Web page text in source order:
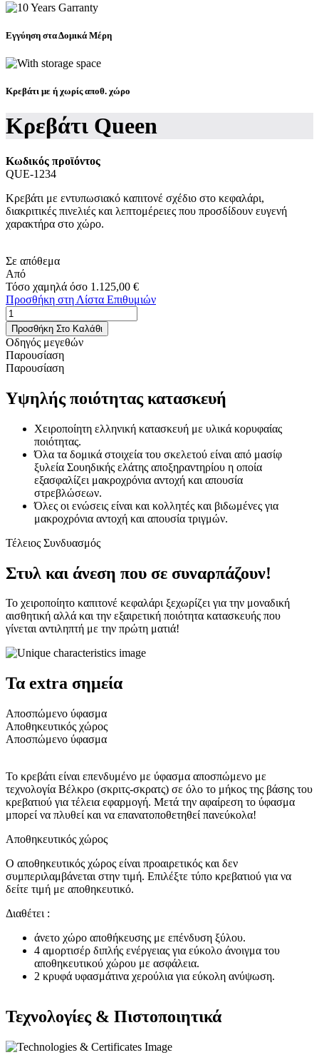
Εγγύηση στα Δομικά Μέρη
Κρεβάτι με ή χωρίς αποθ. χώρο
Κρεβάτι Queen
Κωδικός προϊόντος
QUE-1234
Κρεβάτι με εντυπωσιακό καπιτονέ σχέδιο στο κεφαλάρι,
διακριτικές πινελιές και λεπτομέρειες που προσδίδουν ευγενή
χαρακτήρα στο χώρο.
Σε απόθεμα
Από
Τόσο χαμηλά όσο 1.125,00 €
Προσθήκη στη Λίστα Επιθυμιών
Προσθήκη Στο Καλάθι
Οδηγός μεγεθών
Παρουσίαση
Παρουσίαση
Υψηλής ποιότητας κατασκευή
Χειροποίητη ελληνική κατασκευή με υλικά κορυφαίας
ποιότητας.
Όλα τα δομικά στοιχεία του σκελετού είναι από μασίφ
ξυλεία Σουηδικής ελάτης αποξηραντηρίου η οποία
εξασφαλίζει μακροχρόνια αντοχή και απουσία
στρεβλώσεων.
Όλες οι ενώσεις είναι και κολλητές και βιδωμένες για
μακροχρόνια αντοχή και απουσία τριγμών.
Τέλειος Συνδυασμός
Στυλ και άνεση που σε συναρπάζουν!
Το χειροποίητο καπιτονέ κεφαλάρι ξεχωρίζει για την μοναδική
αισθητική αλλά και την εξαιρετική ποιότητα κατασκευής που
γίνεται αντιληπτή με την πρώτη ματιά!
Τα extra σημεία
Aποσπώμενο ύφασμα
Αποθηκευτικός χώρος
Aποσπώμενο ύφασμα
Το κρεβάτι είναι επενδυμένο με ύφασμα αποσπώμενο με
τεχνολογία Βέλκρο (σκριτς-σκρατς) σε όλο το μήκος της βάσης του
κρεβατιού για τέλεια εφαρμογή. Μετά την αφαίρεση το ύφασμα
μπορεί να πλυθεί και να επανατοποθετηθεί πανεύκολα!
Αποθηκευτικός χώρος
Ο αποθηκευτικός χώρος είναι προαιρετικός και δεν
συμπεριλαμβάνεται στην τιμή. Επιλέξτε τύπο κρεβατιού για να
δείτε τιμή με αποθηκευτικό.
Διαθέτει :
άνετο χώρο αποθήκευσης με επένδυση ξύλου.
4 αμορτισέρ διπλής ενέργειας για εύκολο άνοιγμα του
αποθηκευτικού χώρου με ασφάλεια.
2 κρυφά υφασμάτινα χερούλια για εύκολη ανύψωση.
Τεχνολογίες & Πιστοποιητικά